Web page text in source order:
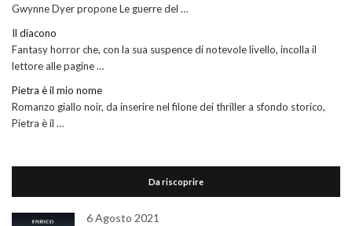
Gwynne Dyer propone Le guerre del …
Il diacono
Fantasy horror che, con la sua suspence di notevole livello, incolla il
lettore alle pagine …
Pietra è il mio nome
Romanzo giallo noir, da inserire nel filone dei thriller a sfondo storico,
Pietra è il …
Da riscoprire
6 Agosto 2021